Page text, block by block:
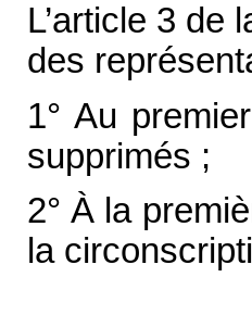
L’article 3 de
des
1° Au
supprimés ;
2° À la
la